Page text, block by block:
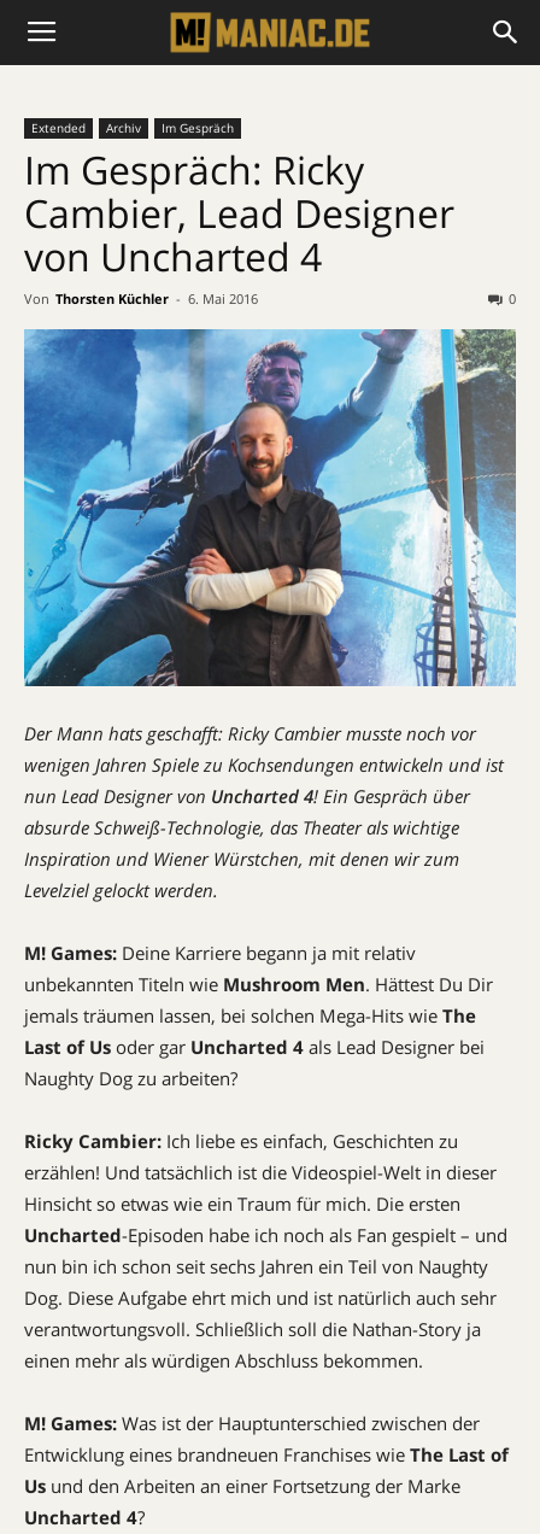
Extended Archiv Im Gespräch
Im Gespräch: Ricky
Cambier, Lead Designer
von Uncharted 4
Von Thorsten Küchler - 6. Mai 2016 0
Der Mann hats geschafft: Ricky Cambier musste noch vor
wenigen Jahren Spiele zu Kochsendungen ­entwickeln und ist
nun Lead Designer von Uncharted 4! Ein Gespräch über
absurde Schweiß-Technologie, das Theater als wichtige
Inspiration und Wiener Würstchen, mit denen wir zum
Levelziel gelockt werden.
M! Games: Deine Karriere begann ja mit relativ
unbekannten Titeln wie Mushroom Men. Hättest Du Dir
jemals träumen lassen, bei solchen Mega-Hits wie The
Last of Us oder gar Uncharted 4 als Lead ­Designer bei
Naughty Dog zu arbeiten?
Ricky Cambier: Ich liebe es einfach, Geschichten zu
erzählen! Und tatsächlich ist die Videospiel-Welt in dieser
Hinsicht so ­etwas wie ein Traum für mich. Die ersten
Uncharted-Episoden habe ich noch als Fan gespielt – und
nun bin ich schon seit sechs ­Jahren ein Teil von Naughty
Dog. Diese Aufgabe ehrt mich und ist ­natürlich auch sehr
verantwortungsvoll. Schließlich soll die ­Nathan-Story ja
einen mehr als würdigen Abschluss bekommen.
M! Games: Was ist der Hauptunterschied zwischen der
Entwicklung eines brandneuen Franchises wie The Last of
Us und den Arbeiten an einer Fortsetzung der Marke
Uncharted 4?